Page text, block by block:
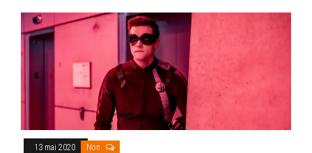
13 mai 2020 Non